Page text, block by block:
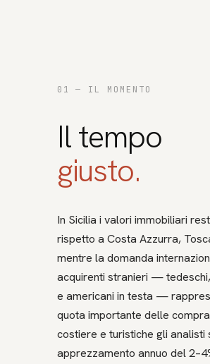
01 — IL MOMENTO
Il tempo
giusto.
In Sicilia i valori immobiliari
rispetto a Costa Azzurra,
mentre la domanda
acquirenti stranieri —
e americani in testa —
quota importante delle
costiere e turistiche gli analisti
apprezzamento annuo del